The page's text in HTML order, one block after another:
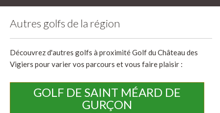
Autres golfs de la région
Découvrez d'autres golfs à proximité Golf du Château des
Vigiers pour varier vos parcours et vous faire plaisir :
GOLF DE SAINT MÉARD DE
GURÇON